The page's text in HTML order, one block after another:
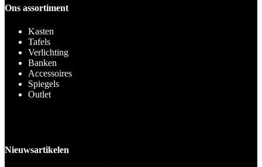
Ons assortiment
Kasten
Tafels
Verlichting
Banken
Accessoires
Spiegels
Outlet
Nieuwsartikelen